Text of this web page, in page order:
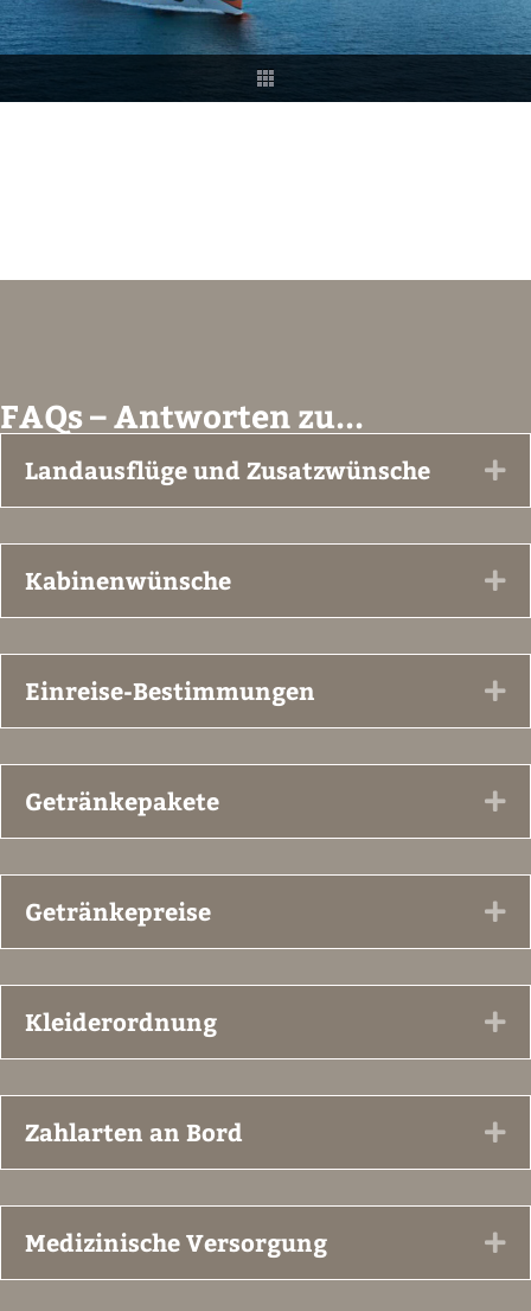
FAQs – Antworten zu...
Landausflüge und Zusatzwünsche
Kabinenwünsche
Einreise-Bestimmungen
Getränkepakete
Getränkepreise
Kleiderordnung
Zahlarten an Bord
Medizinische Versorgung